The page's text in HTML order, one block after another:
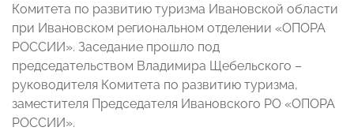
Комитета по развитию туризма Ивановской области
при Ивановском региональном отделении «ОПОРА
РОССИИ». Заседание прошло под
председательством Владимира Щебельского –
руководителя Комитета по развитию туризма,
заместителя Председателя Ивановского РО «ОПОРА
РОССИИ».